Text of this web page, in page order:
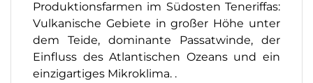
Produktionsfarmen im Südosten Teneriffas:
Vulkanische Gebiete in großer Höhe unter
dem Teide, dominante Passatwinde, der
Einfluss des Atlantischen Ozeans und ein
einzigartiges Mikroklima. .